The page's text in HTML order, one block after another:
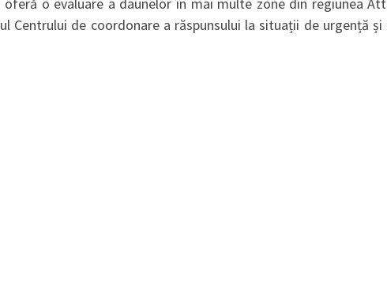
Centrului de coordonare a răspunsului la situații de urgență